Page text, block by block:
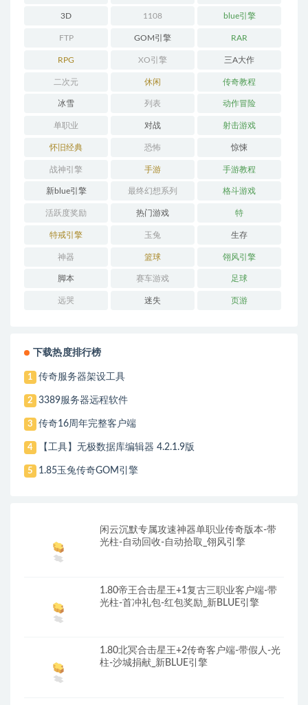
3D 1108 blue引擎
FTP GOM引擎 RAR
RPG XO引擎 三A大作
二次元 休闲 传奇教程
冰雪 列表 动作冒险
单职业 对战 射击游戏
怀旧经典 恐怖 惊悚
战神引擎 手游 手游教程
新blue引擎 最终幻想系列 格斗游戏
活跃度奖励 热门游戏 特
特戒引擎 玉兔 生存
神器 篮球 翎风引擎
脚本 赛车游戏 足球
远哭 迷失 页游
下载热度排行榜
1 传奇服务器架设工具
2 3389服务器远程软件
3 传奇16周年完整客户端
4 【工具】无极数据库编辑器 4.2.1.9版
5 1.85玉兔传奇GOM引擎
闲云沉默专属攻速神器单职业传奇版本-带
光柱-自动回收-自动拾取_翎风引擎
1.80帝王合击星王+1复古三职业客户端-带
光柱-首冲礼包-红包奖励_新BLUE引擎
1.80北冥合击星王+2传奇客户端-带假人-光
柱-沙城捐献_新BLUE引擎